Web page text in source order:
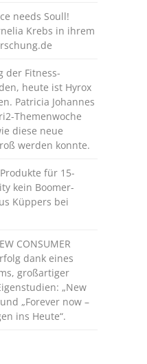
needs Soull!
Krebs in ihrem
der Fitness-
heute ist Hyrox
Patricia Johannes
Themenwoche
diese neue
werden konnte.
für 15-
kein Boomer-
Küppers bei
CONSUMER
dank eines
großartiger
„New
„Forever now –
ins Heute“.